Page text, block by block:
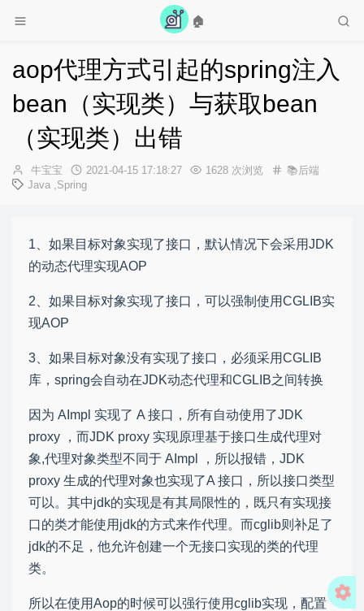
🏠
aop代理方式引起的spring注入
bean（实现类）与获取bean
（实现类）出错
作
者：
牛宝宝
发
布
2021-04-15 17:18:27 1628 次浏览
📚后端
Java ,Spring
1、如果目标对象实现了接口，默认情况下会采用JDK
的动态代理实现AOP
2、如果目标对象实现了接口，可以强制使用CGLIB实
现AOP
3、如果目标对象没有实现了接口，必须采用CGLIB
库，spring会自动在JDK动态代理和CGLIB之间转换
因为 AImpl 实现了 A 接口，所有自动使用了JDK
proxy ，而JDK proxy 实现原理基于接口生成代理对
象,代理对象类型不同于 AImpl ，所以报错，JDK
proxy 生成的代理对象也实现了A 接口，所以接口类型
可以。其中jdk的实现是有其局限性的，既只有实现接
口的类才能使用jdk的方式来作代理。而cglib则补足了
jdk的不足，他允许创建一个无接口实现的类的代理
类。
所以在使用Aop的时候可以强行使用cglib实现，配置